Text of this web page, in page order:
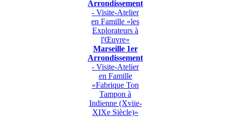
Arrondissement
- Visite-Atelier
en Famille «les
Explorateurs à
l'Œuvre»
Marseille 1er
Arrondissement
- Visite-Atelier
en Famille
«Fabrique Ton
Tampon à
Indienne (Xviie-
XIXe Siècle)»